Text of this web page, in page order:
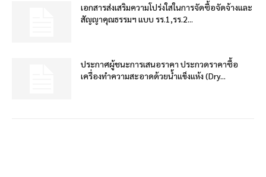
เอกสารส่งเสริมความโปร่งใสในการจัดซื้อจัดจ้างและ
สัญญาคุณธรรมฯ แบบ รร.1,รร.2...
ประกาศผู้ชนะการเสนอราคา ประกวดราคาซื้อ
เครื่องทำความสะอาดด้วยน้ำแข็งแห้ง (Dry...